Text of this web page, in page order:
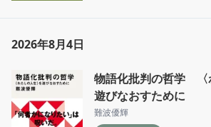
2026年8月4日
物語化批判の哲学 〈
遊びなおすために
難波優輝